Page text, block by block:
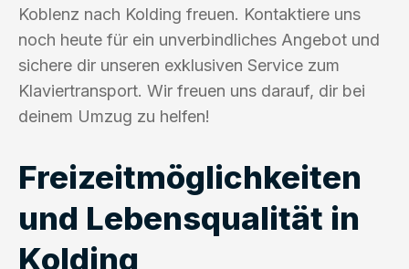
Koblenz nach Kolding freuen. Kontaktiere uns
noch heute für ein unverbindliches Angebot und
sichere dir unseren exklusiven Service zum
Klaviertransport. Wir freuen uns darauf, dir bei
deinem Umzug zu helfen!
Freizeitmöglichkeiten
und Lebensqualität in
Kolding